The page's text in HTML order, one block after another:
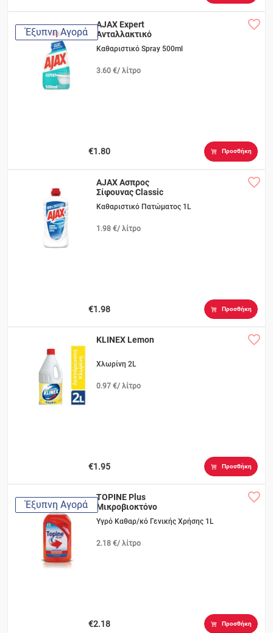
Έξυπνη Αγορά
AJAX Expert
Ανταλλακτικό
Καθαριστικό Spray 500ml
3.60 €/ λίτρο
€1.80 Προσθήκη
AJAX Ασπρος
Σίφουνας Classic
Καθαριστικό Πατώματος 1L
1.98 €/ λίτρο
€1.98 Προσθήκη
KLINEX Lemon
Χλωρίνη 2L
0.97 €/ λίτρο
€1.95 Προσθήκη
Έξυπνη Αγορά
TOPINE Plus
Μικροβιοκτόνο
Υγρό Καθαρ/κό Γενικής Χρήσης 1L
2.18 €/ λίτρο
€2.18 Προσθήκη